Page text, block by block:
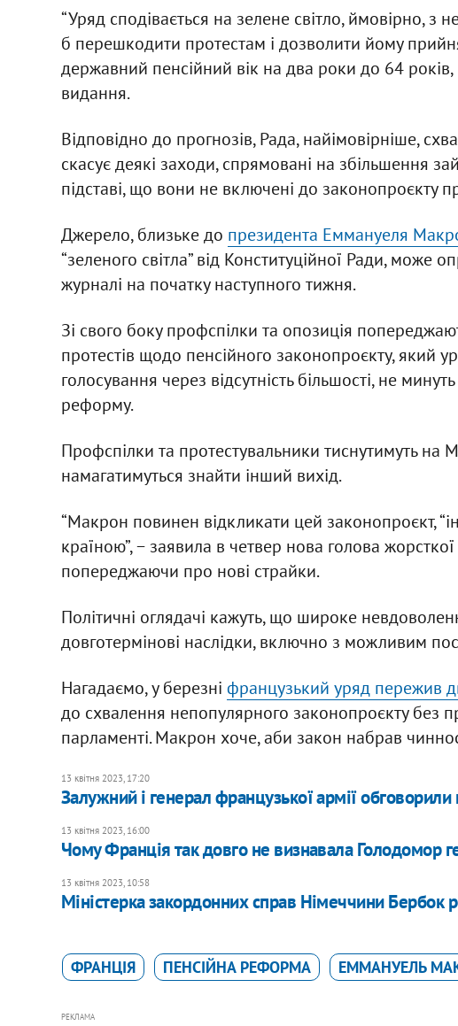
“Уряд сподівається на зелене світло, ймовірно,
б перешкодити протестам і дозволити йому
державний пенсійний вік на два роки до 64
видання.
Відповідно до прогнозів, Рада, найімовірніше,
скасує деякі заходи, спрямовані на збільшення
підставі, що вони не включені до законопроєкту
Джерело, близьке до президента Еммануеля
“зеленого світла” від Конституційної Ради, може
журналі на початку наступного тижня.
Зі свого боку профспілки та опозиція
протестів щодо пенсійного законопроєкту, який
голосування через відсутність більшості, не
реформу.
Профспілки та протестувальники тиснутимуть на
намагатимуться знайти інший вихід.
“Макрон повинен відкликати цей законопроєкт,
країною”, − заявила в четвер нова голова
попереджаючи про нові страйки.
Політичні оглядачі кажуть, що широке
довготермінові наслідки, включно з можливим
Нагадаємо, у березні французький уряд пережив
до схвалення непопулярного законопроєкту без
парламенті. Макрон хоче, аби закон набрав
13 квітня 2023, 17:20
Залужний і генерал французької армії
13 квітня 2023, 16:00
Чому Франція так довго не визнавала Голодомор
13 квітня 2023, 10:58
Міністерка закордонних справ Німеччини Бербок
ФРАНЦІЯ ПЕНСІЙНА РЕФОРМА ЕММАНУЕЛЬ
РЕКЛАМА